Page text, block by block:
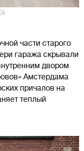
части старого
гаража скрывали
двором
Амстердама
причалов на
теплый